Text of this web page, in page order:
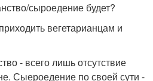
сыроедение будет?
вегетарианцам и
- всего лишь отсутствие
Сыероедение по своей сути -